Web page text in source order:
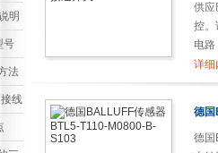
明
号
法
线
供应
控。
电
械，
详细
德
德